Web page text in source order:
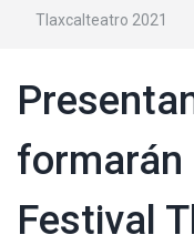
Tlaxcalteatro 2021
formarán
Festival